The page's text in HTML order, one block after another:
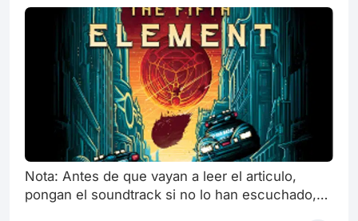
Nota: Antes de que vayan a leer el articulo,
pongan el soundtrack si no lo han escuchado,